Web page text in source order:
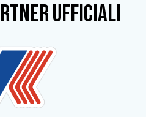
ufficiali